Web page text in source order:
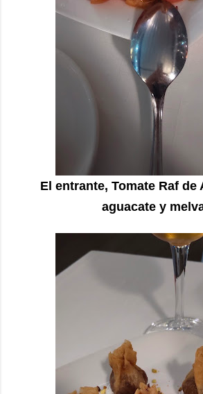
El entrante, Tomate Raf de
aguacate y